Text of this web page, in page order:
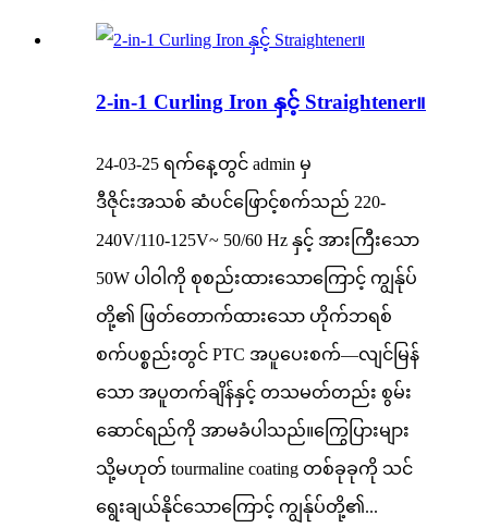
2-in-1 Curling Iron နှင့် Straightener။
24-03-25 ရက်နေ့တွင် admin မှ
ဒီဇိုင်းအသစ် ဆံပင်ဖြောင့်စက်သည် 220-
240V/110-125V~ 50/60 Hz နှင့် အားကြီးသော
50W ပါဝါကို စုစည်းထားသောကြောင့် ကျွန်ုပ်
တို့၏ ဖြတ်တောက်ထားသော ဟိုက်ဘရစ်
စက်ပစ္စည်းတွင် PTC အပူပေးစက်—လျင်မြန်
သော အပူတက်ချိန်နှင့် တသမတ်တည်း စွမ်း
ဆောင်ရည်ကို အာမခံပါသည်။ကြွေပြားများ
သို့မဟုတ် tourmaline coating တစ်ခုခုကို သင်
ရွေးချယ်နိုင်သောကြောင့် ကျွန်ုပ်တို့၏...